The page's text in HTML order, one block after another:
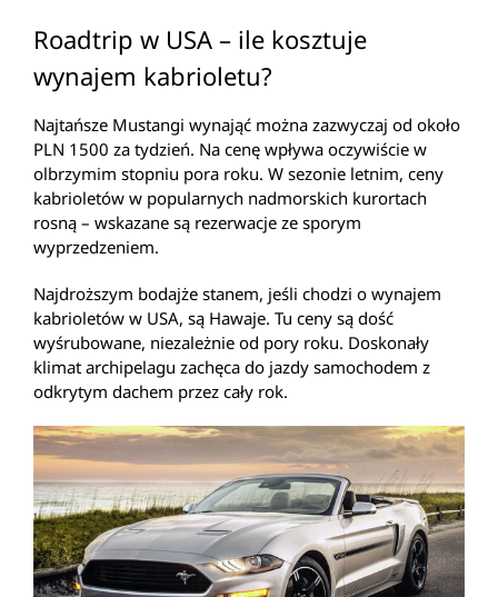
Roadtrip w USA – ile kosztuje
wynajem kabrioletu?
Najtańsze Mustangi wynająć można zazwyczaj od około
PLN 1500 za tydzień. Na cenę wpływa oczywiście w
olbrzymim stopniu pora roku. W sezonie letnim, ceny
kabrioletów w popularnych nadmorskich kurortach
rosną – wskazane są rezerwacje ze sporym
wyprzedzeniem.
Najdroższym bodajże stanem, jeśli chodzi o wynajem
kabrioletów w USA, są Hawaje. Tu ceny są dość
wyśrubowane, niezależnie od pory roku. Doskonały
klimat archipelagu zachęca do jazdy samochodem z
odkrytym dachem przez cały rok.